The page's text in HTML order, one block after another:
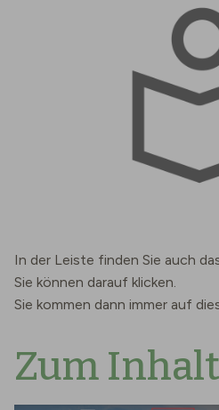
In der Leiste finden Sie auch
Sie können darauf klicken.
Sie kommen dann immer auf
Zum Inhalt